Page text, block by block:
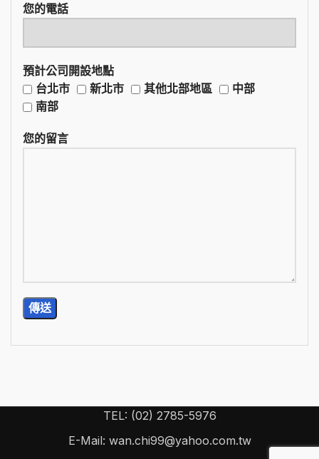
您的電話
預計公司開設地點
台北市
新北市 其他北部地區
中部
南部
您的留言
TEL: (02) 2785-5976
E-Mail: wan.chi99@yahoo.com.tw